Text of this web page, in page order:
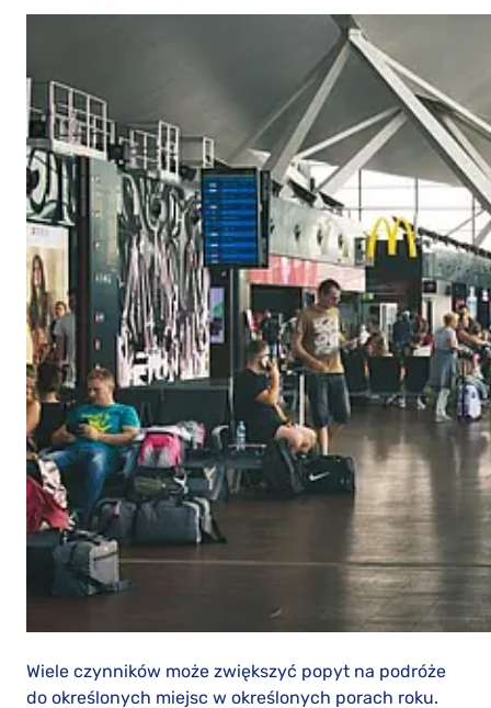
Wiele czynników może zwiększyć popyt na podróże
do określonych miejsc w określonych porach roku.